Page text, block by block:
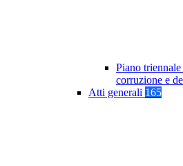
Piano
corruzione e
Atti generali 165